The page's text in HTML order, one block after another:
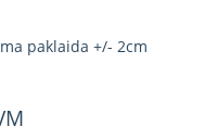
paklaida +/- 2cm